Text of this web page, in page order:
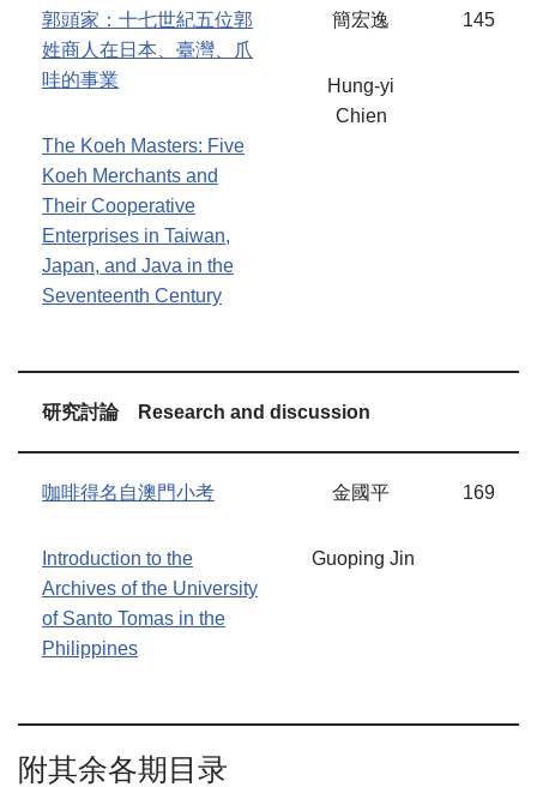
郭頭家：十七世紀五位郭
姓商人在日本、臺灣、爪
哇的事業
The Koeh Masters: Five
Koeh Merchants and
Their Cooperative
Enterprises in Taiwan,
Japan, and Java in the
Seventeenth Century
簡宏逸
Hung-yi
Chien
145
研究討論 Research and discussion
咖啡得名自澳門小考
Introduction to the
Archives of the University
of Santo Tomas in the
Philippines
金國平
Guoping Jin
169
附其余各期目录